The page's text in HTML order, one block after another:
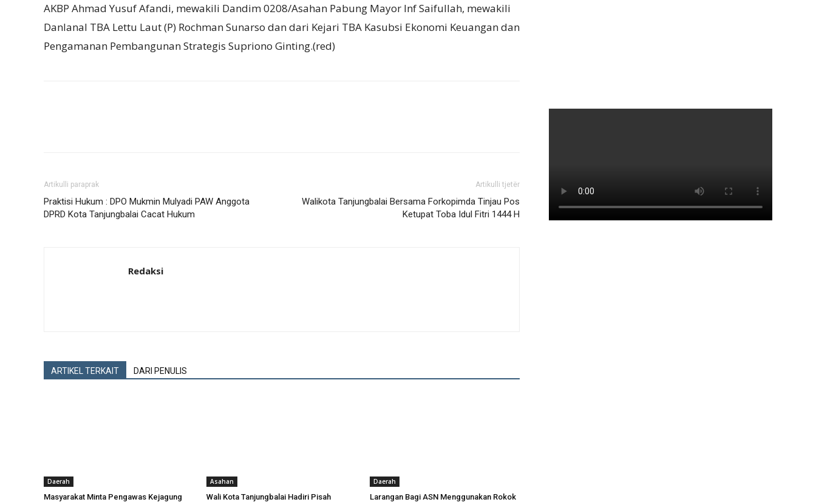
AKBP Ahmad Yusuf Afandi, mewakili Dandim 0208/Asahan Pabung Mayor Inf Saifullah, mewakili
Danlanal TBA Lettu Laut (P) Rochman Sunarso dan dari Kejari TBA Kasubsi Ekonomi Keuangan dan
Pengamanan Pembangunan Strategis Supriono Ginting.(red)
Artikulli paraprak
Praktisi Hukum : DPO Mukmin Mulyadi PAW Anggota
DPRD Kota Tanjungbalai Cacat Hukum
Artikulli tjetër
Walikota Tanjungbalai Bersama Forkopimda Tinjau Pos
Ketupat Toba Idul Fitri 1444 H
Redaksi
ARTIKEL TERKAIT DARI PENULIS
Daerah
Masyarakat Minta Pengawas Kejagung
Asahan
Wali Kota Tanjungbalai Hadiri Pisah
Daerah
Larangan Bagi ASN Menggunakan Rokok